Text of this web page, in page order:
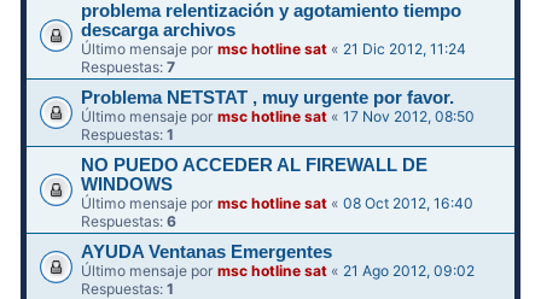
problema relentización y agotamiento tiempo
descarga archivos
Último mensaje pormsc hotline sat « 21 Dic 2012, 11:24
Respuestas:7
Problema NETSTAT , muy urgente por favor.
Último mensaje pormsc hotline sat «17 Nov 2012, 08:50
Respuestas:1
NO PUEDO ACCEDER AL FIREWALL DE
WINDOWS
Último mensaje pormsc hotline sat «08 Oct 2012, 16:40
Respuestas:6
AYUDA Ventanas Emergentes
Último mensaje pormsc hotline sat « 21 Ago 2012, 09:02
Respuestas:1